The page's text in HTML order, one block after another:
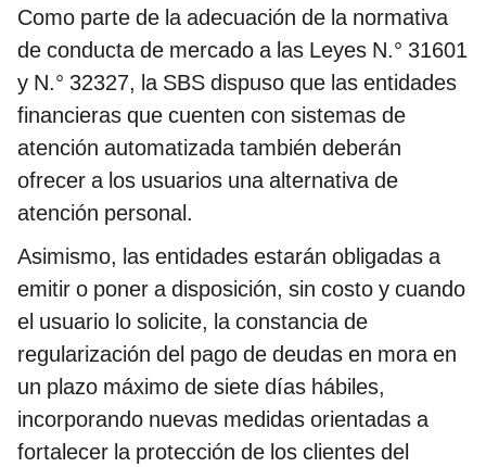
Como parte de la adecuación de la normativa
de conducta de mercado a las Leyes N.° 31601
y N.° 32327, la SBS dispuso que las entidades
financieras que cuenten con sistemas de
atención automatizada también deberán
ofrecer a los usuarios una alternativa de
atención personal.
Asimismo, las entidades estarán obligadas a
emitir o poner a disposición, sin costo y cuando
el usuario lo solicite, la constancia de
regularización del pago de deudas en mora en
un plazo máximo de siete días hábiles,
incorporando nuevas medidas orientadas a
fortalecer la protección de los clientes del